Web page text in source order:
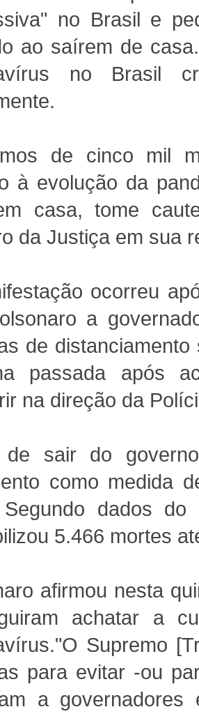
no Brasil e
ao saírem de
no Brasil
de cinco mil
à evolução da
casa, tome
da Justiça em sua
ocorreu
a
de
passada após
na direção da
de sair do
como medida
dados
5.466 mortes
afirmou nesta
achatar a
Supremo
para evitar -ou
a